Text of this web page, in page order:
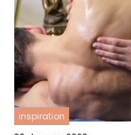
inspiration